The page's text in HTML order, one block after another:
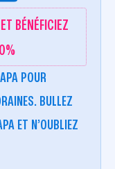
BÉNÉFICIEZ
POUR
BULLEZ
ET N’OUBLIEZ